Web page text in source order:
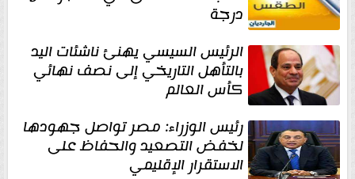
درجة
الرئيس السيسي يهنئ ناشئات اليد
بالتأهل التاريخي إلى نصف نهائي
كأس العالم
رئيس الوزراء: مصر تواصل جهودها
لخفض التصعيد والحفاظ على
الاستقرار الإقليمي